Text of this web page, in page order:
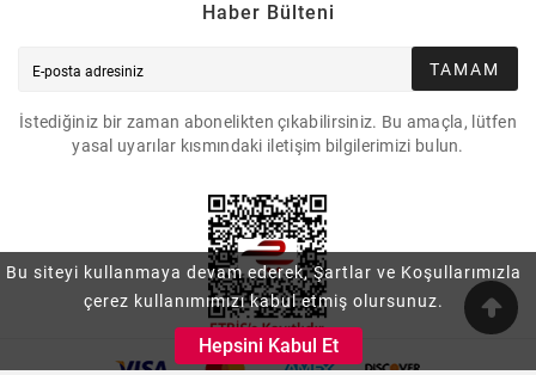
Bu siteyi kullanmaya devam ederek, Şartlar ve Koşullarımızla
çerez kullanımımızı kabul etmiş olursunuz.
Hepsini Kabul Et
Haber Bülteni
TAMAM
İstediğiniz bir zaman abonelikten çıkabilirsiniz. Bu amaçla, lütfen
yasal uyarılar kısmındaki iletişim bilgilerimizi bulun.